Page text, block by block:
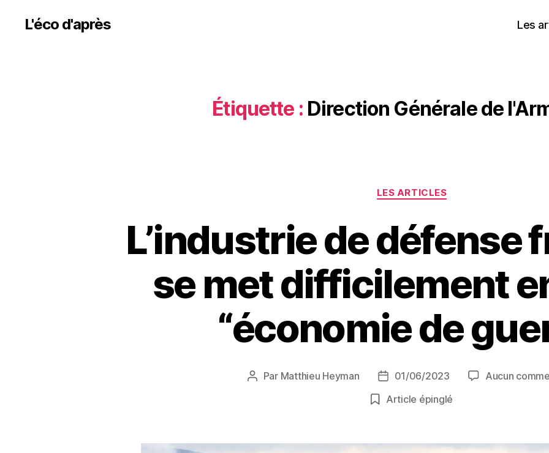
L'éco d'après Les
Étiquette : Direction Générale de
Catégories
LES ARTICLES
L’industrie de défense
se met difficilement
“économie de
Auteur
Par Matthieu Heyman
Date
l’article
01/06/2023 Aucun
Article épinglé